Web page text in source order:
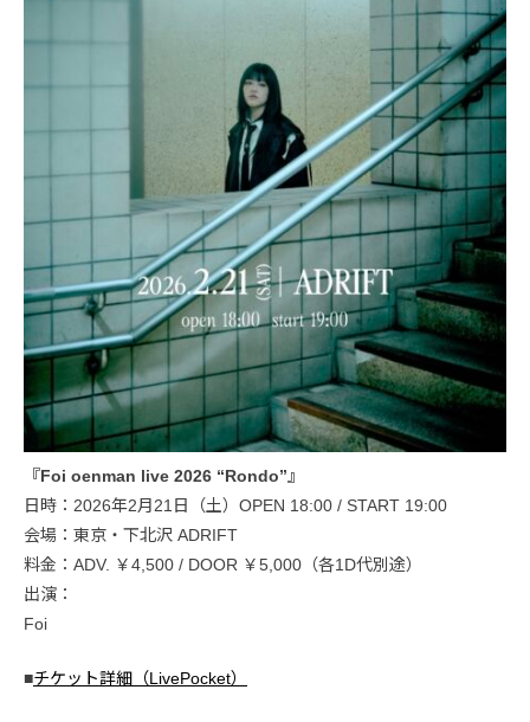
『Foi oenman live 2026 “Rondo”』
日時：2026年2月21日（土）OPEN 18:00 / START 19:00
会場：東京・下北沢 ADRIFT
料金：ADV. ￥4,500 / DOOR ￥5,000（各1D代別途）
出演：
Foi
■チケット詳細（LivePocket）